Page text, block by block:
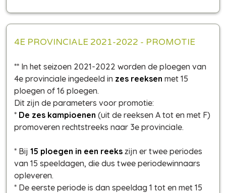
4E PROVINCIALE 2021-2022 - PROMOTIE
** In het seizoen 2021-2022 worden de ploegen van
4e provinciale ingedeeld in zes reeksen met 15
ploegen of 16 ploegen.
Dit zijn de parameters voor promotie:
* De zes kampioenen (uit de reeksen A tot en met F)
promoveren rechtstreeks naar 3e provinciale.
* Bij 15 ploegen in een reeks zijn er twee periodes
van 15 speeldagen, die dus twee periodewinnaars
opleveren.
* De eerste periode is dan speeldag 1 tot en met 15